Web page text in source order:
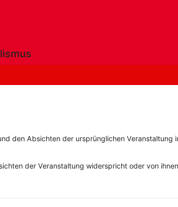
den Absichten der ursprünglichen Veranstaltung
der Veranstaltung widerspricht oder von